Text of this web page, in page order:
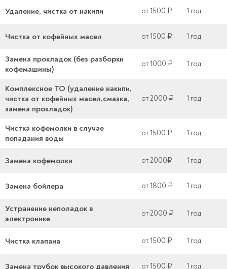
Удаление, чистка от накипи от 1500 ₽ 1 год
Чистка от кофейных масел от 1500 ₽ 1 год
Замена прокладок (без разборки
кофемашины)
от 1000 ₽ 1 год
Комплексное ТО (удаление накипи,
чистка от кофейных масел,смазка,
замена прокладок)
от 2000 ₽ 1 год
Чистка кофемолки в случае
попадания воды
от 1500 ₽ 1 год
Замена кофемолки от 2000₽ 1 год
Замена бойлера от 1800 ₽ 1 год
Устранение неполадок в
электронике
от 2000 ₽ 1 год
Чистка клапана от 1500 ₽ 1 год
Замена трубок высокого давления от 1500 ₽ 1 год